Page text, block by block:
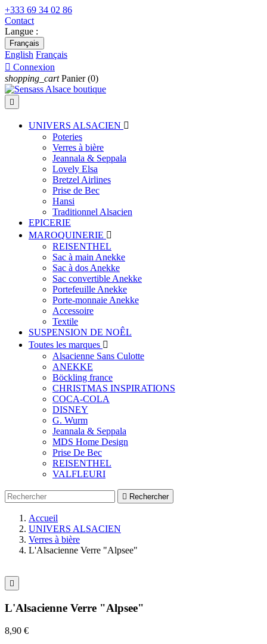
+333 69 34 02 86
Contact
Langue :
Français
English Français
 Connexion
shopping_cart Panier (0)

UNIVERS ALSACIEN 
Poteries
Verres à bière
Jeannala & Seppala
Lovely Elsa
Bretzel Airlines
Prise de Bec
Hansi
Traditionnel Alsacien
EPICERIE
MAROQUINERIE 
REISENTHEL
Sac à main Anekke
Sac à dos Anekke
Sac convertible Anekke
Portefeuille Anekke
Porte-monnaie Anekke
Accessoire
Textile
SUSPENSION DE NOÊL
Toutes les marques 
Alsacienne Sans Culotte
ANEKKE
Böckling france
CHRISTMAS INSPIRATIONS
COCA-COLA
DISNEY
G. Wurm
Jeannala & Seppala
MDS Home Design
Prise De Bec
REISENTHEL
VALFLEURI
 Rechercher
Accueil
UNIVERS ALSACIEN
Verres à bière
L'Alsacienne Verre "Alpsee"

L'Alsacienne Verre "Alpsee"
8,90 €